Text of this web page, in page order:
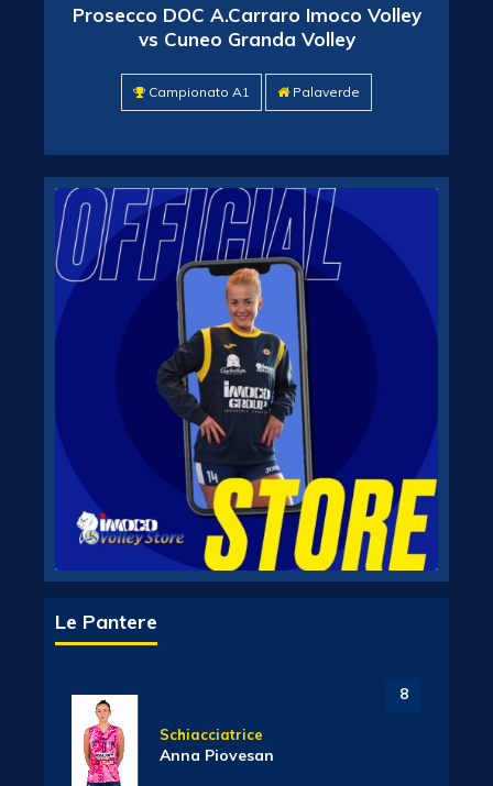
Prosecco DOC A.Carraro Imoco Volley
vs Cuneo Granda Volley
Campionato A1 Palaverde
Le Pantere
8
Schiacciatrice
Anna Piovesan